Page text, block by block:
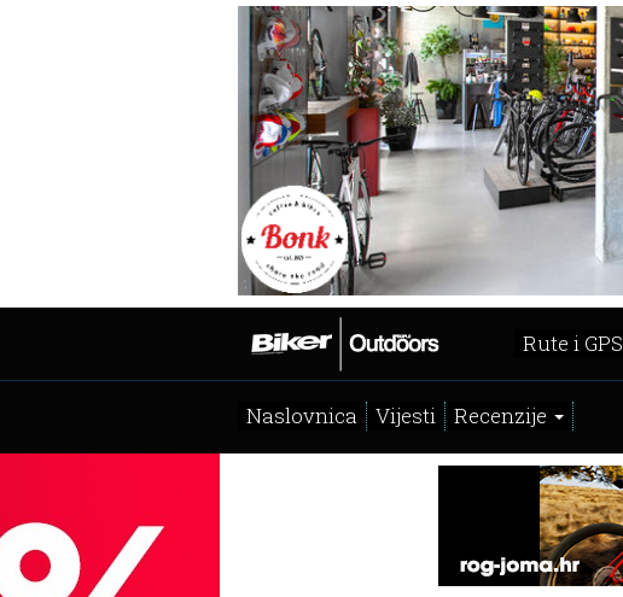
Rute i GPS
Naslovnica Vijesti Recenzije